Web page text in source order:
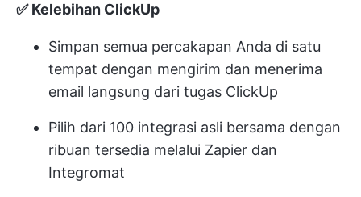
✅ Kelebihan ClickUp
Simpan semua percakapan Anda di satu
tempat dengan mengirim dan menerima
email langsung dari tugas ClickUp
Pilih dari 100 integrasi asli bersama dengan
ribuan tersedia melalui Zapier dan
Integromat